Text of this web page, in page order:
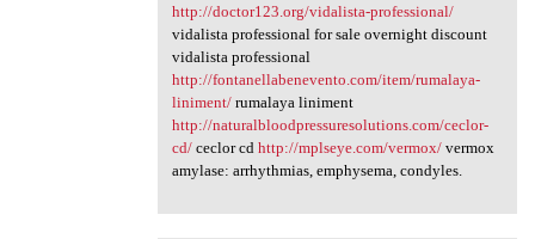
http://doctor123.org/vidalista-professional/
vidalista professional for sale overnight discount
vidalista professional
http://fontanellabenevento.com/item/rumalaya-
liniment/rumalaya liniment
http://naturalbloodpressuresolutions.com/ceclor-
cd/ceclor cd http://mplseye.com/vermox/vermox
amylase: arrhythmias, emphysema, condyles.